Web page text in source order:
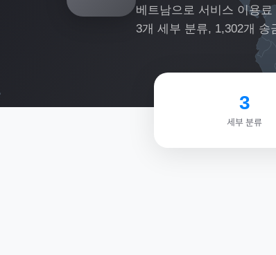
베트남으로 서비스 이용료
3개 세부 분류, 1,302개 송
3
세부 분류